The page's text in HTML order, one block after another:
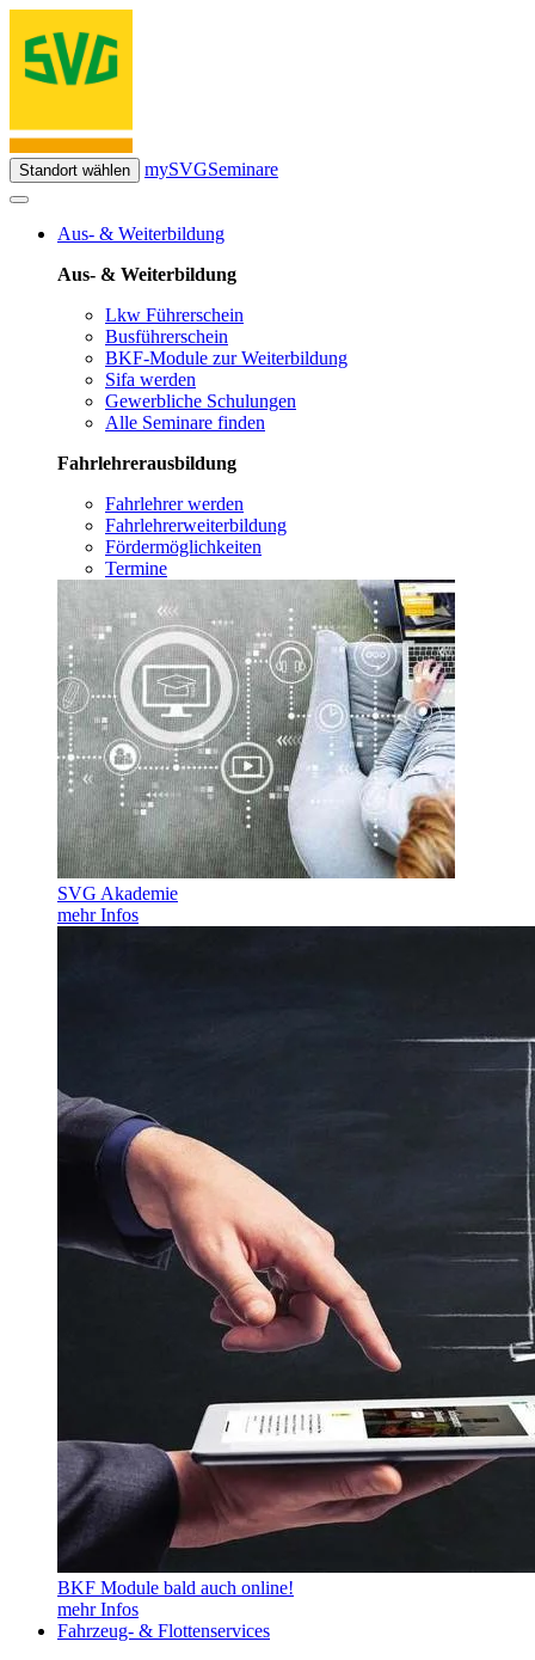
Standort wählen mySVGSeminare
Aus- & Weiterbildung
Aus- & Weiterbildung
Lkw Führerschein
Busführerschein
BKF-Module zur Weiterbildung
Sifa werden
Gewerbliche Schulungen
Alle Seminare finden
Fahrlehrerausbildung
Fahrlehrer werden
Fahrlehrerweiterbildung
Fördermöglichkeiten
Termine
SVG Akademie
mehr Infos
BKF Module bald auch online!
mehr Infos
Fahrzeug- & Flottenservices